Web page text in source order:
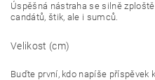
Úspěšná nástraha se silně
candátů, štik, ale i sumců.
Velikost (cm)
Buďte první, kdo napíše příspěvek